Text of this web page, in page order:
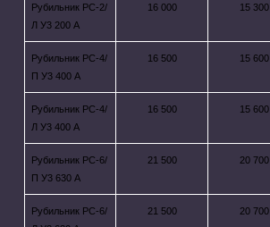
Рубильник РС-2/
Л У3 200 А
16 000 15 300
Рубильник РС-4/
П У3 400 А
16 500 15 600
Рубильник РС-4/
Л У3 400 А
16 500 15 600
Рубильник РС-6/
П У3 630 А
21 500 20 700
Рубильник РС-6/
21 500 20 700